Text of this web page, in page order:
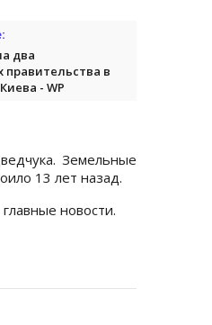
два
в
- WP
Земельные
13 лет назад.
новости.